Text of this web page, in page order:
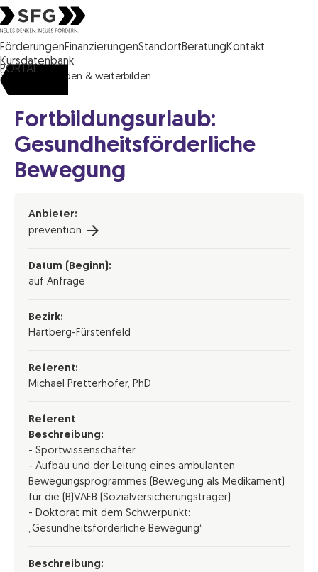
Steirische Wirtschaftsförderungsgesellschaft mbH SFG Logo
FörderungenFinanzierungenStandortBeratungKontakt
PORTAL
Kursdatenbank
SFG ausbilden & weiterbilden
Fortbildungsurlaub:
Gesundheitsförderliche
Bewegung
Anbieter:
prevention
Datum (Beginn):
auf Anfrage
Bezirk:
Hartberg-Fürstenfeld
Referent:
Michael Pretterhofer, PhD
Referent
Beschreibung:
- Sportwissenschafter
- Aufbau und der Leitung eines ambulanten
Bewegungsprogrammes (Bewegung als Medikament)
für die (B)VAEB (Sozialversicherungsträger)
- Doktorat mit dem Schwerpunkt:
„Gesundheitsförderliche Bewegung“
Beschreibung: